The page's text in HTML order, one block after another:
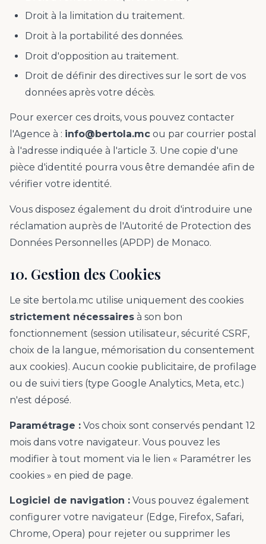
Droit à la limitation du traitement.
Droit à la portabilité des données.
Droit d'opposition au traitement.
Droit de définir des directives sur le sort de vos
données après votre décès.
Pour exercer ces droits, vous pouvez contacter
l'Agence à : info@bertola.mc ou par courrier postal
à l'adresse indiquée à l'article 3. Une copie d'une
pièce d'identité pourra vous être demandée afin de
vérifier votre identité.
Vous disposez également du droit d'introduire une
réclamation auprès de l'Autorité de Protection des
Données Personnelles (APDP) de Monaco.
10. Gestion des Cookies
Le site bertola.mc utilise uniquement des cookies
strictement nécessaires à son bon
fonctionnement (session utilisateur, sécurité CSRF,
choix de la langue, mémorisation du consentement
aux cookies). Aucun cookie publicitaire, de profilage
ou de suivi tiers (type Google Analytics, Meta, etc.)
n'est déposé.
Paramétrage : Vos choix sont conservés pendant 12
mois dans votre navigateur. Vous pouvez les
modifier à tout moment via le lien « Paramétrer les
cookies » en pied de page.
Logiciel de navigation : Vous pouvez également
configurer votre navigateur (Edge, Firefox, Safari,
Chrome, Opera) pour rejeter ou supprimer les